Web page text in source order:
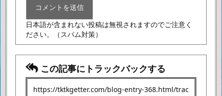
日本語が含まれない投稿は無視されますのでご注意く
ださい。
（スパム対策）
この記事にトラックバックする